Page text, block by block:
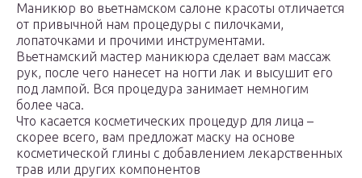
Маникюр во вьетнамском салоне красоты отличается
от привычной нам процедуры с пилочками,
лопаточками и прочими инструментами.
Вьетнамский мастер маникюра сделает вам массаж
рук, после чего нанесет на ногти лак и высушит его
под лампой. Вся процедура занимает немногим
более часа.
Что касается косметических процедур для лица –
скорее всего, вам предложат маску на основе
косметической глины с добавлением лекарственных
трав или других компонентов